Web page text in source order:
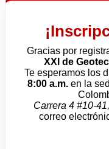
Gracias por
XXI de
Te esperamos los
8:00 a.m. en la
Carrera 4 #10-
correo